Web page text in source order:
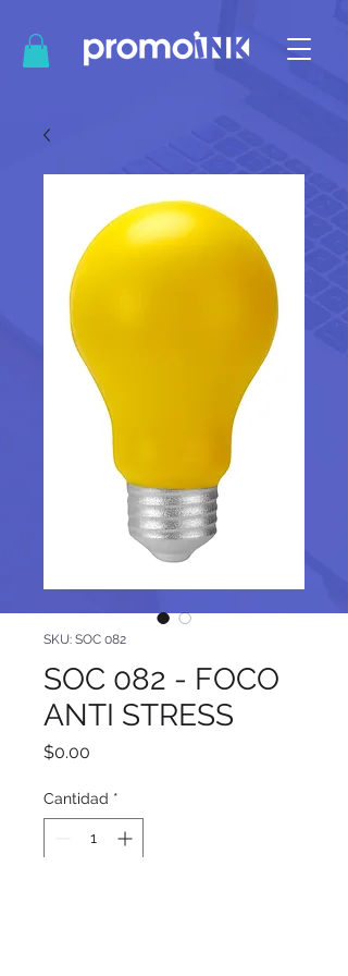
SKU: SOC 082
SOC 082 - FOCO
ANTI STRESS
$0.00
Cantidad *